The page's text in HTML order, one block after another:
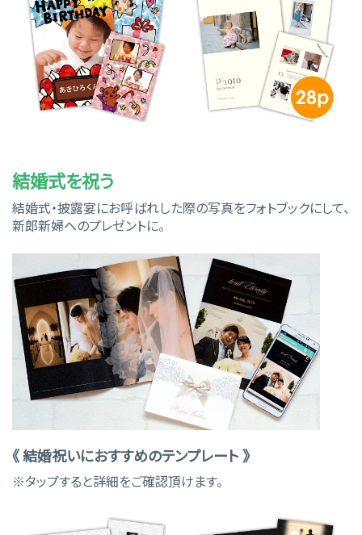
結婚式を祝う
結婚式・披露宴にお呼ばれした際の写真をフォトブックにして、
新郎新婦へのプレゼントに。
《 結婚祝いにおすすめのテンプレート 》
※タップすると詳細をご確認頂けます。